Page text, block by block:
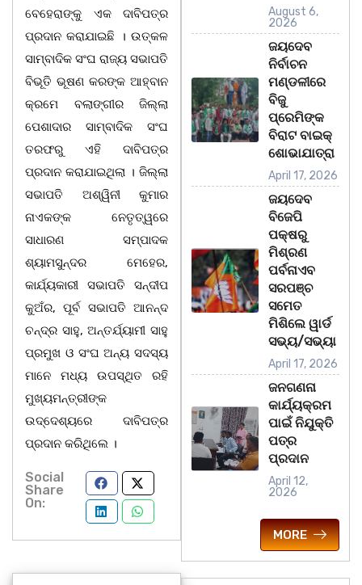
ବେହେରାଙ୍କୁ ଏକ ଦାବିପତ୍ର
ପ୍ରଦାନ କରାଯାଇଛି । ଉତ୍କଳ
ସାମ୍ବାଦିକ ସଂଘ ରାଜ୍ୟ ସଭାପତି
ବିଭୂତି ଭୂଷଣ କରଙ୍କ ଆହ୍ବାନ
କ୍ରମେ ବଲାଙ୍ଗୀର ଜିଲ୍ଲା
ପେଶାଦାର ସାମ୍ବାଦିକ ସଂଘ
ତରଫରୁ ଏହି ଦାବିପତ୍ର
ପ୍ରଦାନ କରାଯାଇଥିଲା । ଜିଲ୍ଲା
ସଭାପତି ଅଶ୍ୱିନୀ କୁମାର
ନାଏକଙ୍କ ନେତୃତ୍ୱରେ
ସାଧାରଣ ସମ୍ପାଦକ
ଶ୍ୟାମସୁନ୍ଦର ମେହେର,
କାର୍ଯ୍ୟକାରୀ ସଭାପତି ସନ୍ଦୀପ
କୁଅଁର, ପୂର୍ବ ସଭାପତି ଆନନ୍ଦ
ଚନ୍ଦ୍ର ସାହୁ, ଅନ୍ତର୍ଯ୍ୟାମୀ ସାହୁ
ପ୍ରମୁଖ ଓ ସଂଘ ଅନ୍ୟ ସଦସ୍ୟ
ମାନେ ମଧ୍ୟ ଉପସ୍ଥିତ ରହି
ମୁଖ୍ୟମନ୍ତ୍ରୀଙ୍କ
ଉଦ୍ଦେଶ୍ୟରେ ଦାବିପତ୍ର
ପ୍ରଦାନ କରିଥିଲେ ।
Social
Share
On:
August 6,
2026
ଜୟଦେବ
ନିର୍ବାଚନ
ମଣ୍ଡଳୀରେ
ବିଜୁ
ପ୍ରେମିଙ୍କ
ବିରାଟ ବାଇକ୍
ଶୋଭାଯାତ୍ରା
April 17, 2026
ଜୟଦେବ
ବିଜେପି
ପକ୍ଷରୁ
ମିଶ୍ରଣ
ପର୍ବନାଏବ
ସରପଞ୍ଚ
ସମେତ
ମିଶିଲେ ୱାର୍ଡ
ସଭ୍ୟ/ସଭ୍ୟା
April 17, 2026
ଜନଗଣନା
କାର୍ଯ୍ୟକ୍ରମ
ପାଇଁ ନିଯୁକ୍ତି
ପତ୍ର
ପ୍ରଦାନ
April 12,
2026
MORE